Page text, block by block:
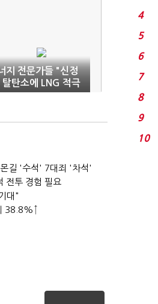
지 전문가들 "신정
탈탄소에 LNG 적극
하라"
길 '수석' 7대죄 '차석'
전투 경험 필요
대"
38.8%↑
4
5
6
7
8
9
10